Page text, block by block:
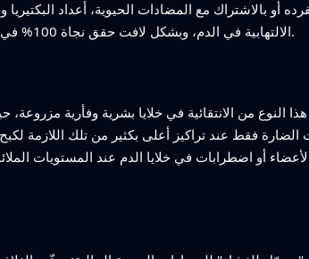
الالتهابية في الدم، وبشكل لافت حقق نجاة 100% في نموذج الإنتان المتعدد الميكروبات، حيث ساعدت المضادات الحيوية القياسية لكنها لم توفر حماية كاملة.
الضارة فقط عند تراكيز أعلى بكثير من تلك اللازمة
أو اضطرابات في خلايا الدم عند المستويات